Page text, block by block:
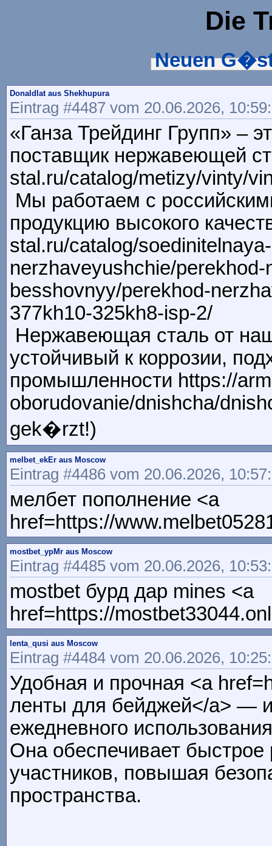
Die
Neuen
Donaldlat aus Shekhupura
Eintrag #4487 vom 20.06.2026,
«Ганза Трейдинг Групп» –
поставщик нержавеющей
stal.ru/catalog/metizy/vinty/
Мы работаем с
продукцию высокого
stal.ru/catalog/
nerzhaveyushchie/
besshovnyy/perekhod-
377kh10-325kh8-isp-2/
Нержавеющая сталь от
устойчивый к коррозии,
промышленности https://
oborudovanie/dnishcha/
gek�rzt!)
melbet_ekEr aus Moscow
Eintrag #4486 vom 20.06.2026,
мелбет пополнение <a
href=https://
mostbet_ypMr aus Moscow
Eintrag #4485 vom 20.06.2026,
mostbet бурд дар mines <a
href=https://
lenta_qusi aus Moscow
Eintrag #4484 vom 20.06.2026,
Удобная и прочная <a
ленты для бейджей</a> —
ежедневного
Она обеспечивает быстрое
участников, повышая
пространства.